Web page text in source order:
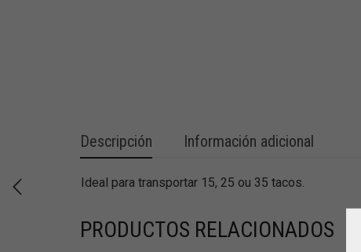
Descripción Información adicional
Ideal para transportar 15, 25 ou 35 tacos.
PRODUCTOS RELACIONADOS